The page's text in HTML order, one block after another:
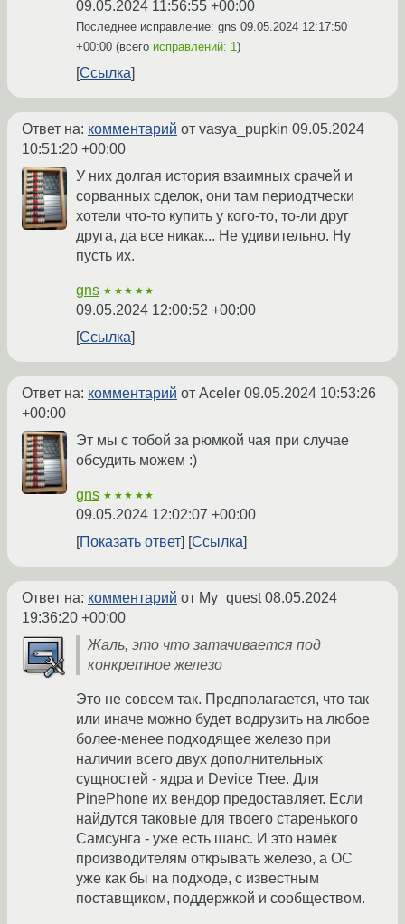
09.05.2024 11:56:55 +00:00
Последнее исправление: gns 09.05.2024 12:17:50
+00:00 (всего исправлений: 1)
Ссылка
Ответ на: комментарий от vasya_pupkin 09.05.2024
10:51:20 +00:00
У них долгая история взаимных срачей и
сорванных сделок, они там периодтчески
хотели что-то купить у кого-то, то-ли друг
друга, да все никак... Не удивительно. Ну
пусть их.
gns ★★★★★
09.05.2024 12:00:52 +00:00
Ссылка
Ответ на: комментарий от Aceler 09.05.2024 10:53:26
+00:00
Эт мы с тобой за рюмкой чая при случае
обсудить можем :)
gns ★★★★★
09.05.2024 12:02:07 +00:00
Показать ответ
Ссылка
Ответ на: комментарий от My_quest08.05.2024
19:36:20 +00:00
Жаль, это что затачивается под
конкретное железо
Это не совсем так. Предполагается, что так
или иначе можно будет водрузить на любое
более-менее подходящее железо при
наличии всего двух дополнительных
сущностей - ядра и Device Tree. Для
PinePhone их вендор предоставляет. Если
найдутся таковые для твоего старенького
Самсунга - уже есть шанс. И это намёк
производителям открывать железо, а ОС
уже как бы на подходе, с известным
поставщиком, поддержкой и сообществом.